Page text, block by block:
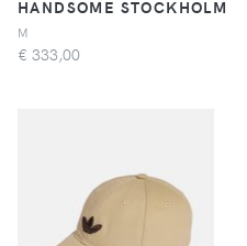
HANDSOME STOCKHOLM
M
€ 333,00